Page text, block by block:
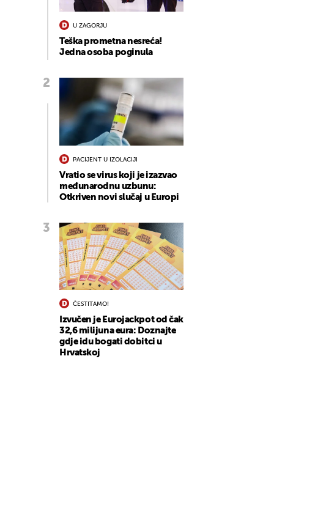
U ZAGORJU
Teška prometna nesreća!
Jedna osoba poginula
PACIJENT U IZOLACIJI
Vratio se virus koji je izazvao
međunarodnu uzbunu:
Otkriven novi slučaj u Europi
ČESTITAMO!
Izvučen je Eurojackpot od čak
32,6 milijuna eura: Doznajte
gdje idu bogati dobitci u
Hrvatskoj